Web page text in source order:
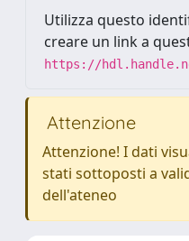
Utilizza questo
creare un link a
https://
Attenzione
Attenzione! I dati
stati sottoposti a
dell'ateneo